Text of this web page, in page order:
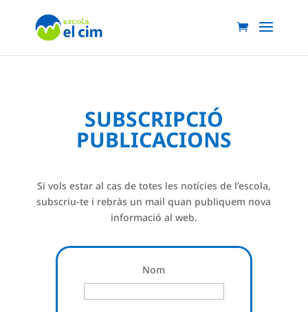
SUBSCRIPCIÓ
PUBLICACIONS
Si vols estar al cas de totes les notícies de l’escola,
subscriu-te i rebràs un mail quan publiquem nova
informació al web.
Nom